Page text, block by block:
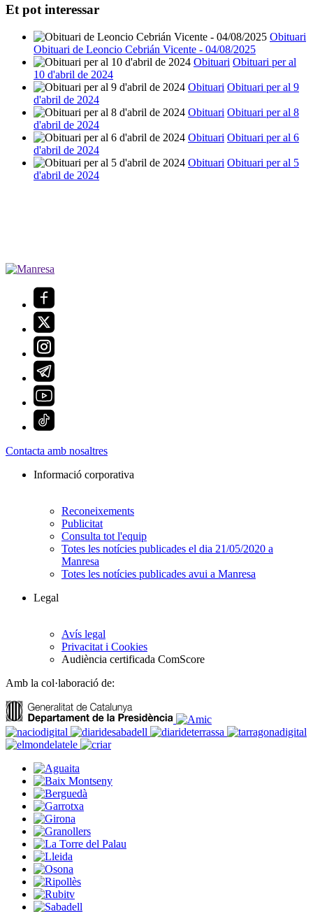
Et pot interessar
Obituari
Obituari de Leoncio Cebrián Vicente - 04/08/2025
Obituari Obituari per al
10 d'abril de 2024
Obituari Obituari per al 9
d'abril de 2024
Obituari Obituari per al 8
d'abril de 2024
Obituari Obituari per al 6
d'abril de 2024
Obituari Obituari per al 5
d'abril de 2024
Contacta amb nosaltres
Informació corporativa
Reconeixements
Publicitat
Consulta tot l'equip
Totes les notícies publicades el dia 21/05/2020 a
Manresa
Totes les notícies publicades avui a Manresa
Legal
Avís legal
Privacitat i Cookies
Audiència certificada ComScore
Amb la col·laboració de: